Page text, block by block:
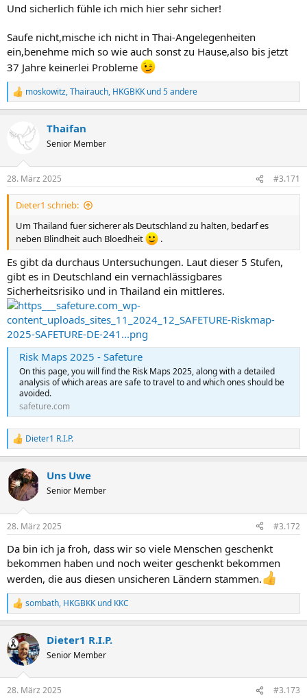
Und sicherlich fühle ich mich hier sehr sicher!
Saufe nicht,mische ich nicht in Thai-Angelegenheiten
ein,benehme mich so wie auch sonst zu Hause,also bis jetzt
37 Jahre keinerlei Probleme
R
e
k
t
n
e
n
moskowitz,Thairauch, HKGBKKund 5 andere
Thaifan
Senior Member
28. März 2025 #3.171
Dieter1 schrieb:
Um Thailand fuer sicherer als Deutschland zu halten, bedarf es
neben Blindheit auch Bloedheit
.
Es gibt da durchaus Untersuchungen. Laut dieser 5 Stufen,
gibt es in Deutschland ein vernachlässigbares
Sicherheitsrisiko und in Thailand ein mittleres.
Risk Maps 2025 - Safeture
On this page, you will find the Risk Maps 2025, along with a detailed
analysis of which areas are safe to travel to and which ones should be
avoided.
safeture.com
R
e
k
t
i
e
:
Dieter1 R.I.P.
Uns Uwe
Senior Member
28. März 2025 #3.172
Da bin ich ja froh, dass wir so viele Menschen geschenkt
bekommen haben und noch weiter geschenkt bekommen
werden, die aus diesen unsicheren Ländern stammen.
R
e
k
t
i
e
sombath, HKGBKKund KKC
Dieter1 R.I.P.
Senior Member
28. März 2025 #3.173